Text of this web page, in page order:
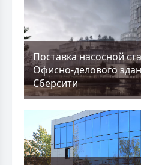
Поставка насосной
Офисно-делового
Сберсити